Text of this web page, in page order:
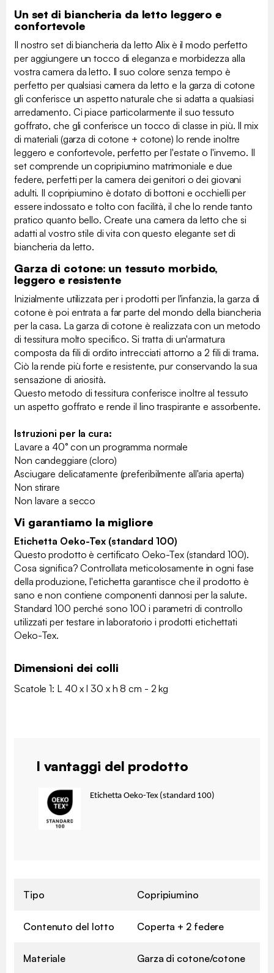
Un set di biancheria da letto leggero e
confortevole
Il nostro set di biancheria da letto Alix è il modo perfetto
per aggiungere un tocco di eleganza e morbidezza alla
vostra camera da letto. Il suo colore senza tempo è
perfetto per qualsiasi camera da letto e la garza di cotone
gli conferisce un aspetto naturale che si adatta a qualsiasi
arredamento. Ci piace particolarmente il suo tessuto
goffrato, che gli conferisce un tocco di classe in più. Il mix
di materiali (garza di cotone + cotone) lo rende inoltre
leggero e confortevole, perfetto per l'estate o l'inverno. Il
set comprende un copripiumino matrimoniale e due
federe, perfetti per la camera dei genitori o dei giovani
adulti. Il copripiumino è dotato di bottoni e occhielli per
essere indossato e tolto con facilità, il che lo rende tanto
pratico quanto bello. Create una camera da letto che si
adatti al vostro stile di vita con questo elegante set di
biancheria da letto.
Garza di cotone: un tessuto morbido,
leggero e resistente
Inizialmente utilizzata per i prodotti per l'infanzia, la garza di
cotone è poi entrata a far parte del mondo della biancheria
per la casa. La garza di cotone è realizzata con un metodo
di tessitura molto specifico. Si tratta di un'armatura
composta da fili di ordito intrecciati attorno a 2 fili di trama.
Ciò la rende più forte e resistente, pur conservando la sua
sensazione di ariosità.
Questo metodo di tessitura conferisce inoltre al tessuto
un aspetto goffrato e rende il lino traspirante e assorbente.
Istruzioni per la cura:
Lavare a 40° con un programma normale
Non candeggiare (cloro)
Asciugare delicatamente (preferibilmente all'aria aperta)
Non stirare
Non lavare a secco
Vi garantiamo la migliore
Etichetta Oeko-Tex (standard 100)
Questo prodotto è certificato Oeko-Tex (standard 100).
Cosa significa? Controllata meticolosamente in ogni fase
della produzione, l'etichetta garantisce che il prodotto è
sano e non contiene componenti dannosi per la salute.
Standard 100 perché sono 100 i parametri di controllo
utilizzati per testare in laboratorio i prodotti etichettati
Oeko-Tex.
Dimensioni dei colli
Scatole 1: L 40 x l 30 x h 8 cm - 2 kg
I vantaggi del prodotto
Etichetta Oeko-Tex (standard 100)
Tipo Copripiumino
Contenuto del lotto Coperta + 2 federe
Materiale Garza di cotone/cotone